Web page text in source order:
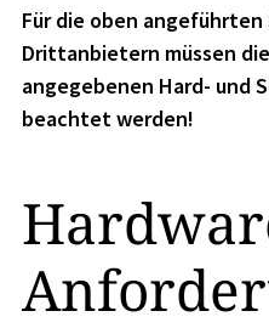
Für die oben
Drittanbietern müssen
angegebenen Hard- und
beachtet werden!